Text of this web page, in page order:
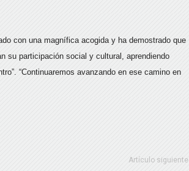
con una magnífica acogida y ha demostrado que
su participación social y cultural, aprendiendo
“Continuaremos avanzando en ese camino en
Artículo siguiente